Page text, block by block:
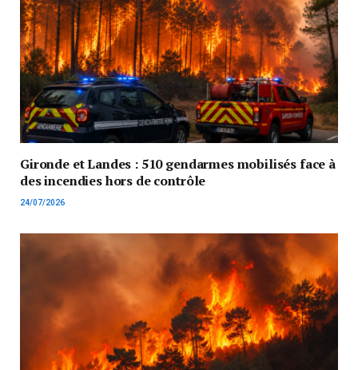
Gironde et Landes : 510 gendarmes mobilisés face à
des incendies hors de contrôle
24/07/2026